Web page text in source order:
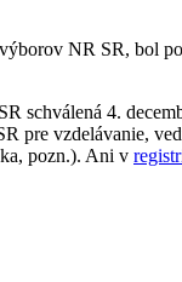
NR SR, bol
schválená 4.
pre vzdelávanie,
pozn.). Ani v